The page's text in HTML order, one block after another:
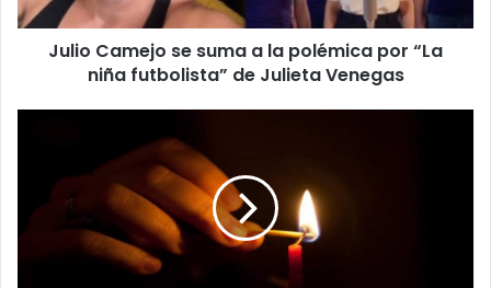
“La
Julio Camejo se suma a la polémica por “La
niña futbolista” de Julieta Venegas
colonias
de